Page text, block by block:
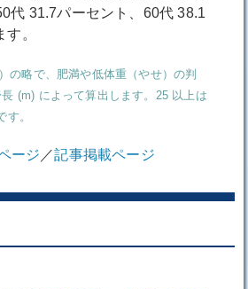
代 31.7パーセント、60代 38.1
。
略で、肥満や低体重（やせ）の判
(m) によって算出します。25 以上は
。
ージ ／記事掲載ページ